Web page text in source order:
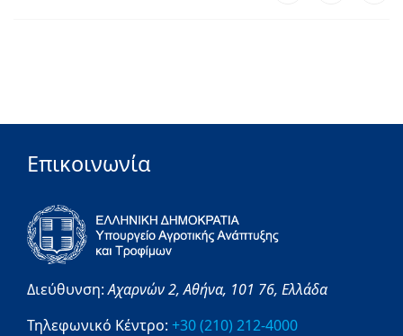
Επικοινωνία
Διεύθυνση:Αχαρνών 2,Αθήνα, 101 76, Ελλάδα
Τηλεφωνικό Κέντρο: +30 (210) 212-4000